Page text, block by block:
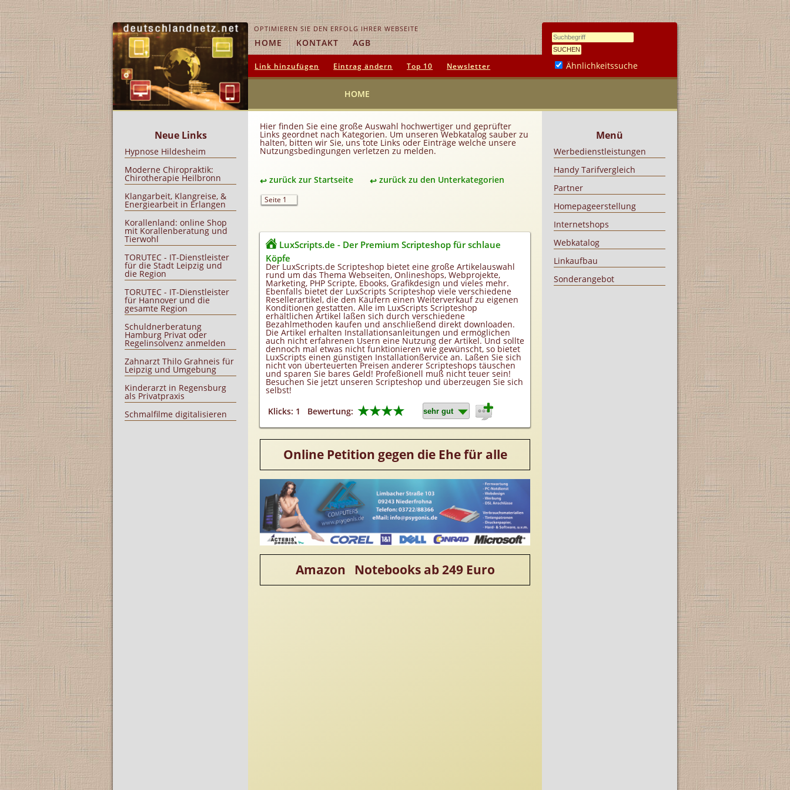
OPTIMIEREN SIE DEN ERFOLG IHRER WEBSEITE
HOME KONTAKT AGB
Link hinzufügen Eintrag ändern Top 10 Newsletter Ähnlichkeitssuche
HOME
Hier finden Sie eine große Auswahl hochwertiger und geprüfter
Links geordnet nach Kategorien. Um unseren Webkatalog sauber zu
halten, bitten wir Sie, uns tote Links oder Einträge welche unsere
Nutzungsbedingungen verletzen zu melden.
zurück zur Startseite zurück zu den Unterkategorien
Seite 1
LuxScripts.de - Der Premium Scripteshop für schlaue
Köpfe
Der LuxScripts.de Scripteshop bietet eine große Artikelauswahl
rund um das Thema Webseiten, Onlineshops, Webprojekte,
Marketing, PHP Scripte, Ebooks, Grafikdesign und vieles mehr.
Ebenfalls bietet der LuxScripts Scripteshop viele verschiedene
Resellerartikel, die den Käufern einen Weiterverkauf zu eigenen
Konditionen gestatten. Alle im LuxScripts Scripteshop
erhältlichen Artikel laßen sich durch verschiedene
Bezahlmethoden kaufen und anschließend direkt downloaden.
Die Artikel erhalten Installationsanleitungen und ermöglichen
auch nicht erfahrenen Usern eine Nutzung der Artikel. Und sollte
dennoch mal etwas nicht funktionieren wie gewünscht, so bietet
LuxScripts einen günstigen Installationßervice an. Laßen Sie sich
nicht von überteuerten Preisen anderer Scripteshops täuschen
und sparen Sie bares Geld! Profeßionell muß nicht teuer sein!
Besuchen Sie jetzt unseren Scripteshop und überzeugen Sie sich
selbst!
Klicks: 1
Bewertung: ★★★★
Online Petition gegen die Ehe für alle
Amazon Notebooks ab 249 Euro
Neue Links
Hypnose Hildesheim
Moderne Chiropraktik:
Chirotherapie Heilbronn
Klangarbeit, Klangreise, &
Energiearbeit in Erlangen
Korallenland: online Shop
mit Korallenberatung und
Tierwohl
TORUTEC - IT-Dienstleister
für die Stadt Leipzig und
die Region
TORUTEC - IT-Dienstleister
für Hannover und die
gesamte Region
Schuldnerberatung
Hamburg Privat oder
Regelinsolvenz anmelden
Zahnarzt Thilo Grahneis für
Leipzig und Umgebung
Kinderarzt in Regensburg
als Privatpraxis
Schmalfilme digitalisieren
Menü
Werbedienstleistungen
Handy Tarifvergleich
Partner
Homepageerstellung
Internetshops
Webkatalog
Linkaufbau
Sonderangebot